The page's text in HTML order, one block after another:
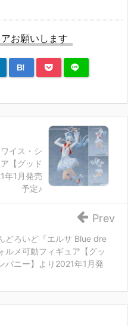
お願いします
B!
ワイス・シ
【グッド
年1月発売
予定♪
どろいど『エルサ Blue dre
ルメ可動フィギュア【グッ
パニー】より2021年1月発
Prev